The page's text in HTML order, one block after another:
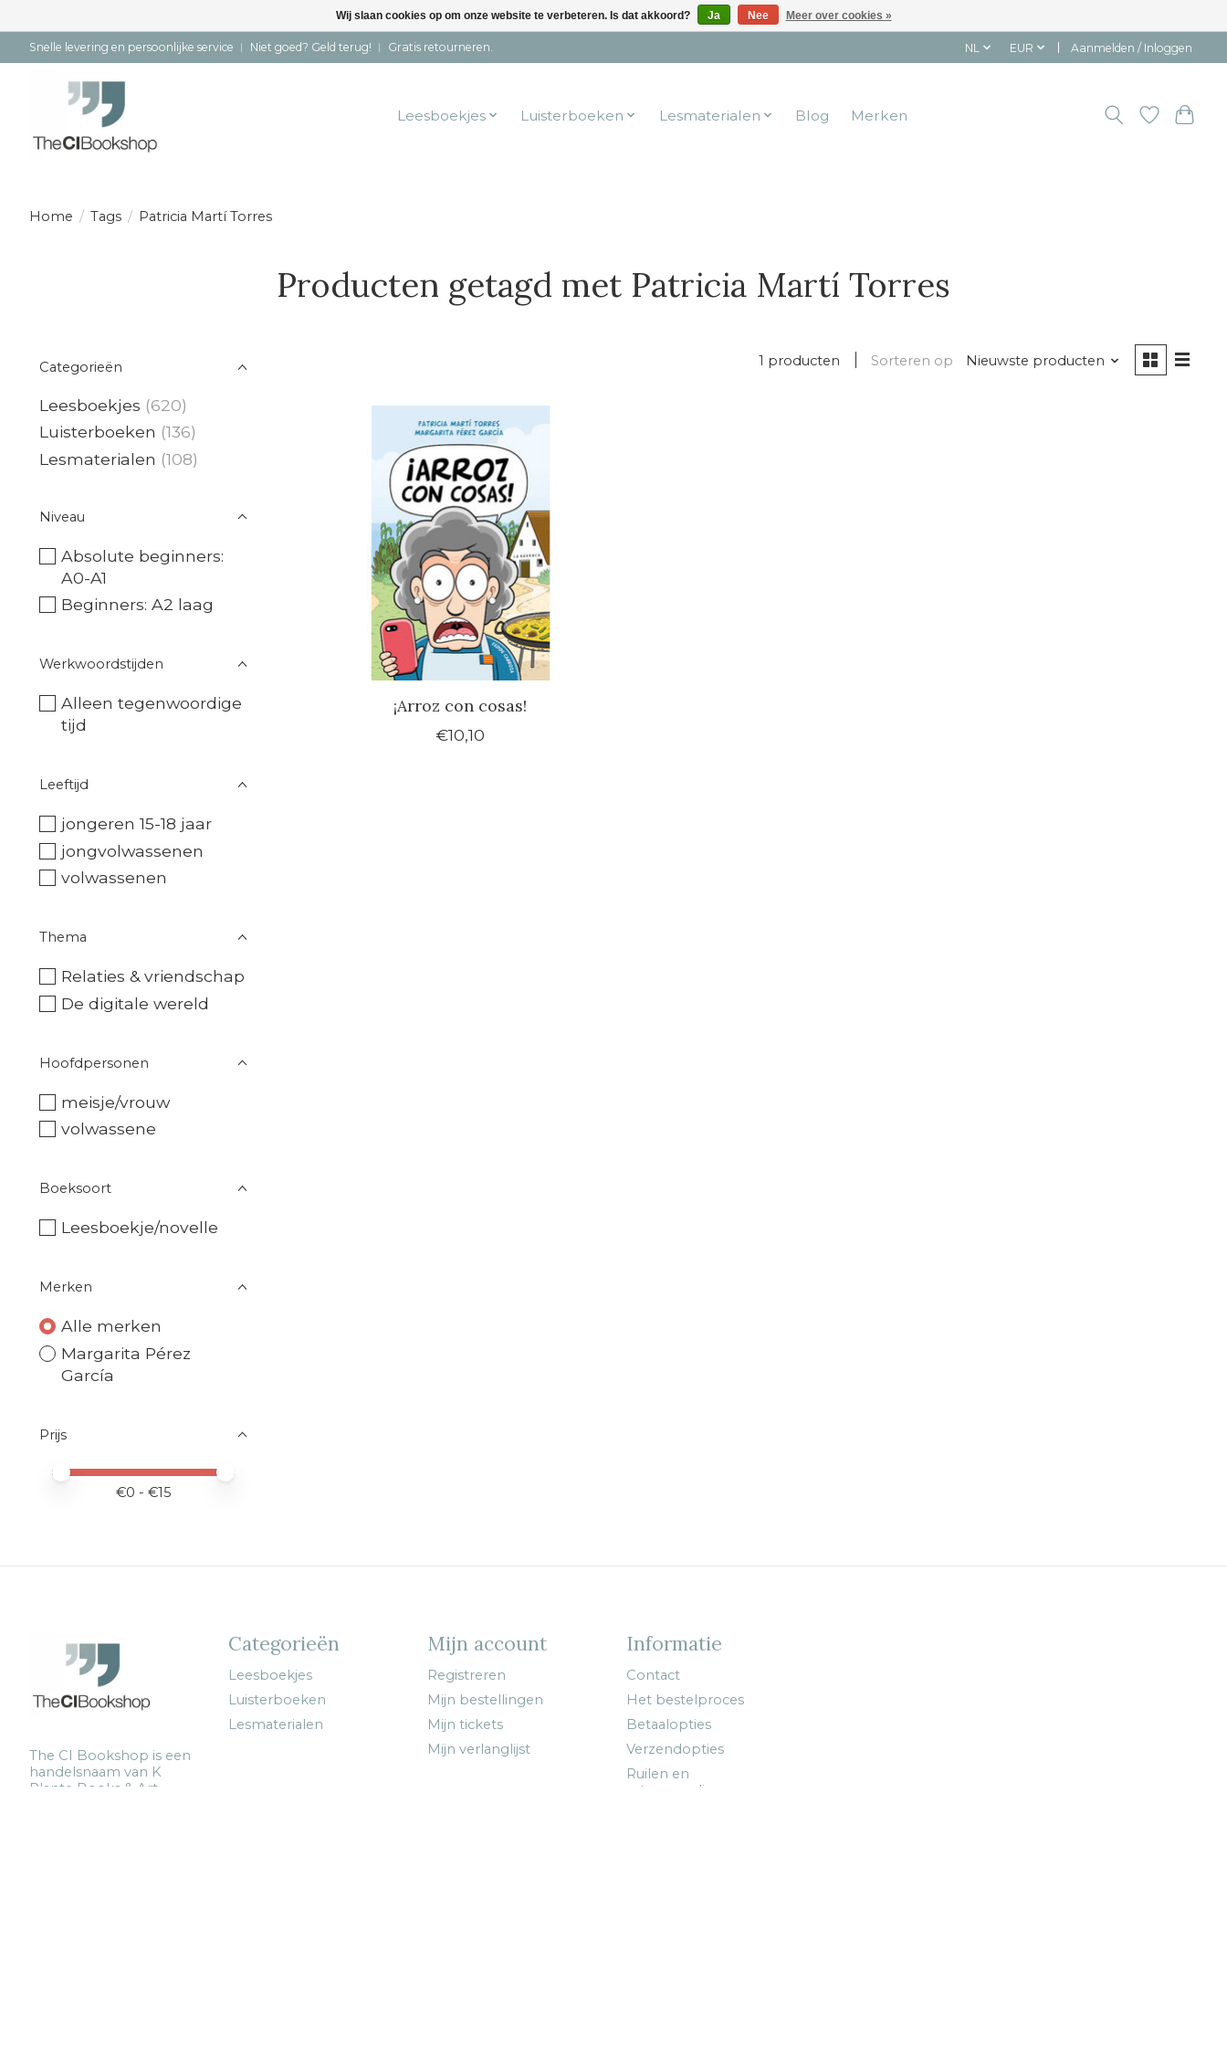
Snelle levering en persoonlijke service ︱ Niet goed? Geld terug! ︱ Gratis retourneren. NL EUR Aanmelden / Inloggen
Leesboekjes Luisterboeken Lesmaterialen Blog Merken
Home / Tags / Patricia Martí Torres
Producten getagd met Patricia Martí Torres
Categorieën
Leesboekjes (620)
Luisterboeken (136)
Lesmaterialen (108)
Niveau
Absolute beginners:
A0-A1
Beginners: A2 laag
Werkwoordstijden
Alleen tegenwoordige
tijd
Leeftijd
jongeren 15-18 jaar
jongvolwassenen
volwassenen
Thema
Relaties & vriendschap
De digitale wereld
Hoofdpersonen
meisje/vrouw
volwassene
Boeksoort
Leesboekje/novelle
Merken
Alle merken
Margarita Pérez
García
Prijs
Minimale prijswaarde
Price maximum value
€0 - €15
1 producten Sorteren op Nieuwste producten
¡Arroz con cosas!
€10,10
The CI Bookshop is een
handelsnaam van K
Plante Books & Art,
Categorieën
Leesboekjes
Luisterboeken
Lesmaterialen
Mijn account
Registreren
Mijn bestellingen
Mijn tickets
Mijn verlanglijst
Informatie
Contact
Het bestelproces
Betaalopties
Verzendopties
Ruilen en
retourzendingen
Wij slaan cookies op om onze website te verbeteren. Is dat akkoord? Ja Nee Meer over cookies »